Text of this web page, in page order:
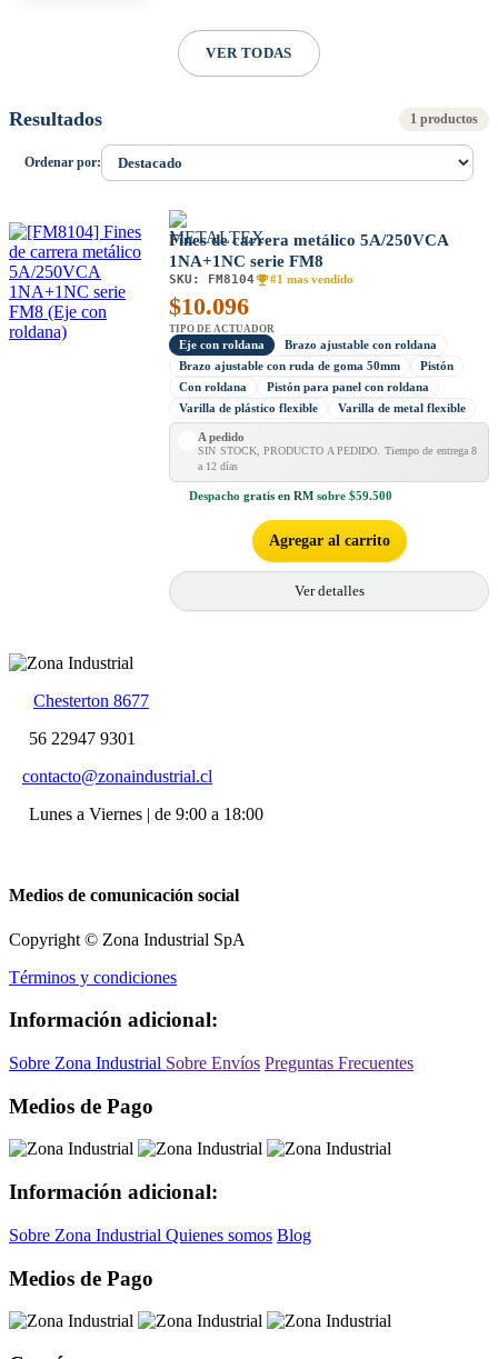
VER TODAS
Resultados 1 productos
Ordenar por:
Fines de carrera metálico 5A/250VCA
1NA+1NC serie FM8
SKU: FM8104 #1 mas vendido
$10.096
TIPO DE ACTUADOR
Eje con roldana
Brazo ajustable con roldana
Brazo ajustable con ruda de goma 50mm
Pistón
Con roldana
Pistón para panel con roldana
Varilla de plástico flexible
Varilla de metal flexible
A pedido
SIN STOCK, PRODUCTO A PEDIDO. Tiempo de entrega 8
a 12 días
Despacho gratis en RM sobre $59.500
Agregar al carrito
Ver detalles
Chesterton 8677
56 22947 9301
contacto@zonaindustrial.cl
Lunes a Viernes | de 9:00 a 18:00
Medios de comunicación social
Copyright © Zona Industrial SpA
Términos y condiciones
Información adicional:
Sobre Zona Industrial Sobre Envíos Preguntas Frecuentes
Medios de Pago
Información adicional:
Sobre Zona Industrial Quienes somos Blog
Medios de Pago